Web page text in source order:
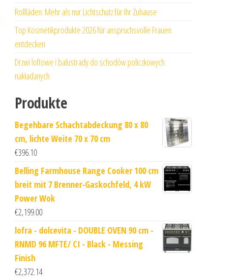
Rollläden: Mehr als nur Lichtschutz für Ihr Zuhause
Top Kosmetikprodukte 2026 für anspruchsvolle Frauen
entdecken
Drzwi loftowe i balustrady do schodów policzkowych
nakładanych
Produkte
Begehbare Schachtabdeckung 80 x 80
cm, lichte Weite 70 x 70 cm
€396.10
Belling Farmhouse Range Cooker 100 cm
breit mit 7 Brenner-Gaskochfeld, 4 kW
Power Wok
€2,199.00
lofra - dolcevita - DOUBLE OVEN 90 cm -
RNMD 96 MFTE/ CI - Black - Messing
Finish
€2,372.14